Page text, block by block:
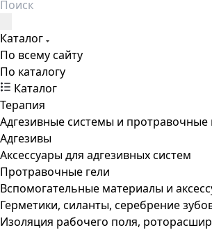
Каталог
По всему сайту
По каталогу
Каталог
Терапия
Адгезивные системы и протравочные
Адгезивы
Аксессуары для адгезивных систем
Протравочные гели
Вспомогательные материалы и
Герметики, силанты, серебрение
Изоляция рабочего поля,